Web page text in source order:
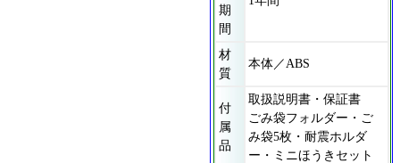
期
間
材
質
本体／ABS
付
属
品
取扱説明書・保証書
ごみ袋フォルダー・ご
み袋5枚・耐震ホルダ
ー・ミニほうきセット